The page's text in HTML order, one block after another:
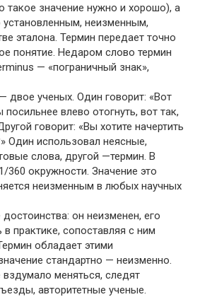
такое значение нужно и хорошо), а
установленным, неизменным,
эталона. Термин передает точно
понятие. Недаром слово термин
— «пограничный знак»,
двое ученых. Один говорит: «Вот
влево отогнуть, вот так,
говорит: «Вы хотите начертить
Один использовал неясные,
слова, другой —термин. В
360 окружности. Значение это
неизменным в любых научных
достоинства: он неизменен, его
практике, сопоставляя с ним
обладает этими
стандартно — неизменно.
меняться, следят
авторитетные ученые.